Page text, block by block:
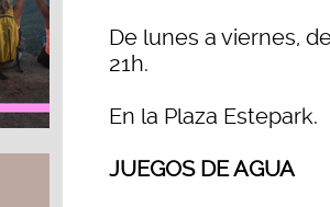
De lunes a viernes,
21h.
En la Plaza Estepark.
JUEGOS DE AGUA